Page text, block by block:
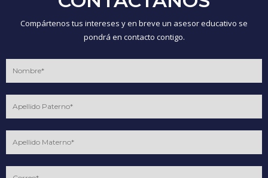
Compártenos tus intereses y en breve un asesor educativo se
pondrá en contacto contigo.